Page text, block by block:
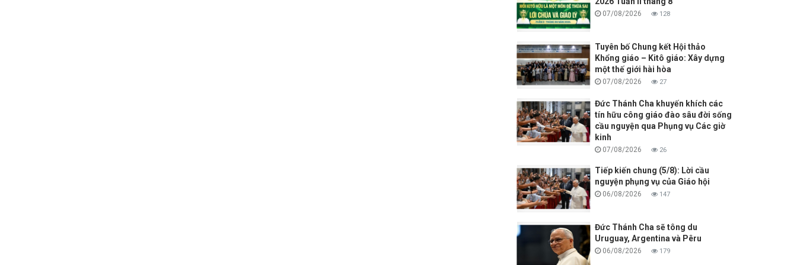
07/08/2026 128
Tuyên bố Chung kết Hội thảo
Khổng giáo – Kitô giáo: Xây dựng
một thế giới hài hòa
07/08/2026 27
Đức Thánh Cha khuyến khích các
tín hữu công giáo đào sâu đời sống
cầu nguyện qua Phụng vụ Các giờ
kinh
07/08/2026 26
Tiếp kiến chung (5/8): Lời cầu
nguyện phụng vụ của Giáo hội
06/08/2026 147
Đức Thánh Cha sẽ tông du
Uruguay, Argentina và Pêru
06/08/2026 179